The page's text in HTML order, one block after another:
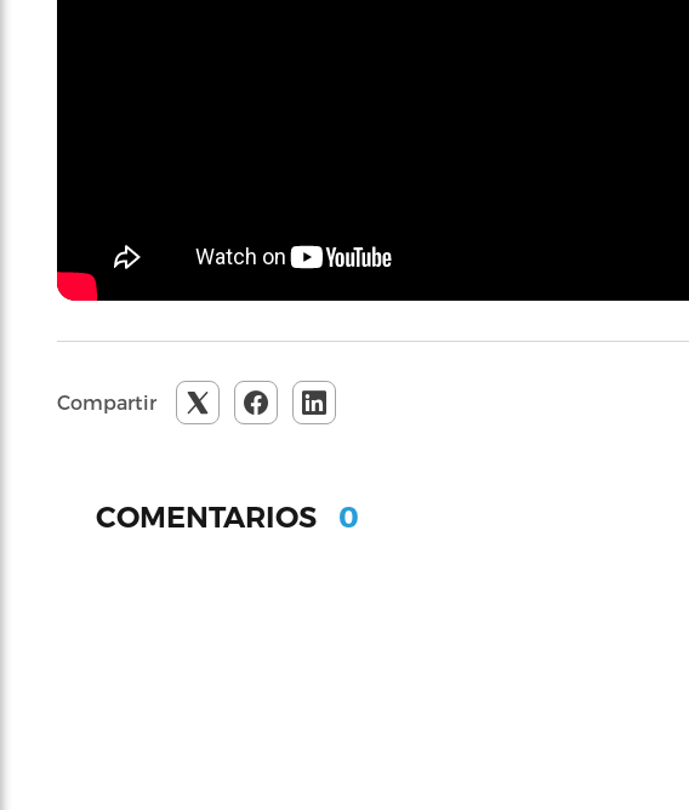
Compartir
COMENTARIOS 0